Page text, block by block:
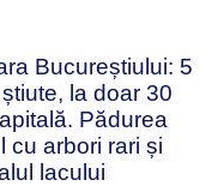
Bucureștiului: 5
la doar 30
Pădurea
cu arbori rari și
lacului